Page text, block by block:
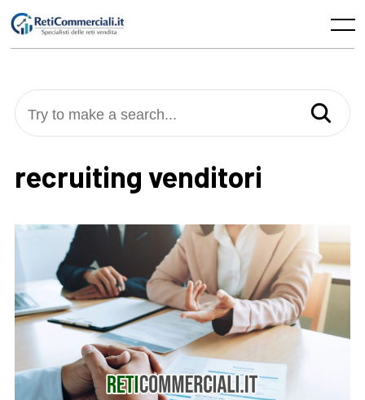
to
content
Menu
Try to make a search...
recruiting venditori